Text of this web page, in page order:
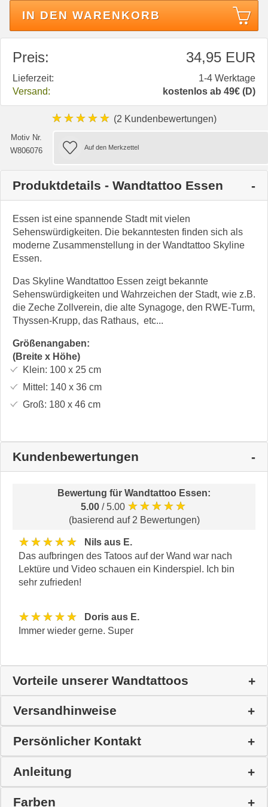
IN DEN WARENKORB
Preis: 34,95 EUR
Lieferzeit:
1-4 Werktage
Versand:
kostenlos ab 49€ (D)
★★★★★ (2 Kundenbewertungen)
Motiv Nr.
W806076
Produktdetails - Wandtattoo Essen
Essen ist eine spannende Stadt mit vielen
Sehenswürdigkeiten. Die bekanntesten finden sich als
moderne Zusammenstellung in der Wandtattoo Skyline
Essen.
Das Skyline Wandtattoo Essen zeigt bekannte
Sehenswürdigkeiten und Wahrzeichen der Stadt, wie z.B.
die Zeche Zollverein, die alte Synagoge, den RWE-Turm,
Thyssen-Krupp, das Rathaus, etc...
Größenangaben:
(Breite x Höhe)
Klein: 100 x 25cm
Mittel: 140 x 36cm
Groß: 180 x 46cm
Kundenbewertungen
Bewertung für Wandtattoo Essen:
5.00 / 5.00 ★★★★★
(basierend auf 2 Bewertungen)
★★★★★
Nils aus E.
Das aufbringen des Tatoos auf der Wand war nach
Lektüre und Video schauen ein Kinderspiel. Ich bin
sehr zufrieden!
★★★★★
Doris aus E.
Immer wieder gerne. Super
Vorteile unserer Wandtattoos
Versandhinweise
Persönlicher Kontakt
Anleitung
Farben